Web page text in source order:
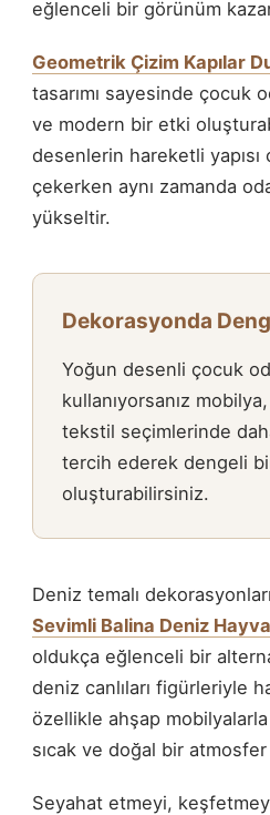
eğlenceli bir görünüm
Geometrik Çizim Kapılar
tasarımı sayesinde çocuk
ve modern bir etki
desenlerin hareketli yapısı
çekerken aynı zamanda
yükseltir.
Dekorasyonda
Yoğun desenli çocuk
kullanıyorsanız
tekstil seçimlerinde
tercih ederek dengeli
oluşturabilirsiniz.
Deniz temalı
Sevimli Balina Deniz
oldukça eğlenceli bir
deniz canlıları figürleriyle
özellikle ahşap mobilyalarla
sıcak ve doğal bir
Seyahat etmeyi,